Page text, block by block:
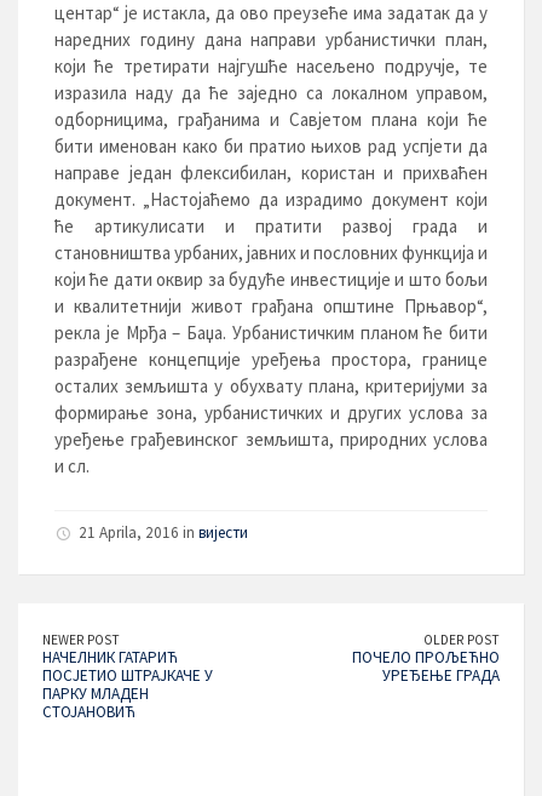
центар“ је истакла, да ово преузеће има задатак да у
наредних годину дана направи урбанистички план,
који ће третирати најгушће насељено подручје, те
изразила наду да ће заједно са локалном управом,
одборницима, грађанима и Савјетом плана који ће
бити именован како би пратио њихов рад успјети да
направе један флексибилан, користан и прихваћен
документ. „Настојаћемо да израдимо документ који
ће артикулисати и пратити развој града и
становништва урбаних, јавних и пословних функција и
који ће дати оквир за будуће инвестиције и што бољи
и квалитетнији живот грађана општине Прњавор“,
рекла је Мрђа – Баџа. Урбанистичким планом ће бити
разрађене концепције уређења простора, границе
осталих земљишта у обухвату плана, критеријуми за
формирање зона, урбанистичких и других услова за
уређење грађевинског земљишта, природних услова
и сл.
21 Aprila, 2016 in вијести
NEWER POST
НАЧЕЛНИК ГАТАРИЋ
ПОСЈЕТИО ШТРАЈКАЧЕ У
ПАРКУ МЛАДЕН
СТОЈАНОВИЋ
OLDER POST
ПОЧЕЛО ПРОЉЕЋНО
УРЕЂЕЊЕ ГРАДА